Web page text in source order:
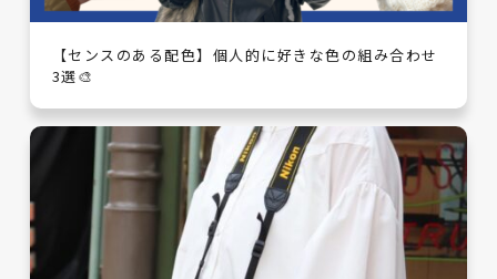
【センスのある配色】個人的に好きな色の組み合わせ
3選🎨